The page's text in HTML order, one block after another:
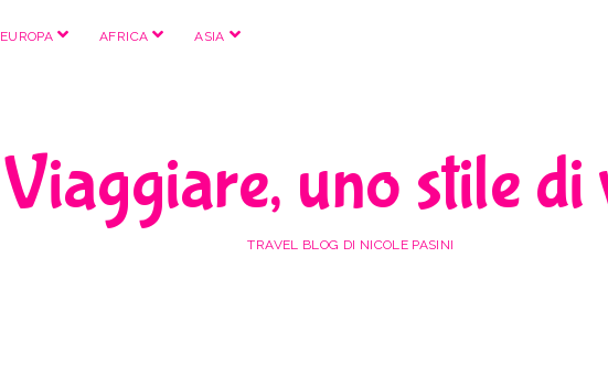
EUROPA apri
AFRICA apri
ASIA apri
Viaggiare, uno stile di
TRAVEL BLOG DI NICOLE PASINI